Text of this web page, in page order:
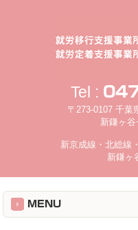
Tel :
〒273-0107 千葉
新鎌ヶ
新京成線・北総線
新鎌ヶ
MENU